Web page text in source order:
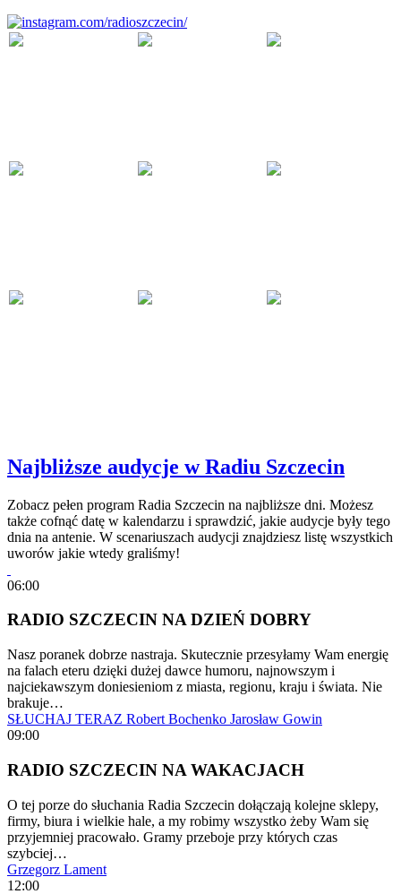
Najbliższe audycje w Radiu Szczecin
Zobacz pełen program Radia Szczecin na najbliższe dni. Możesz
także cofnąć datę w kalendarzu i sprawdzić, jakie audycje były tego
dnia na antenie. W scenariuszach audycji znajdziesz listę wszystkich
uworów jakie wtedy graliśmy!
06:00
RADIO SZCZECIN NA DZIEŃ DOBRY
Nasz poranek dobrze nastraja. Skutecznie przesyłamy Wam energię
na falach eteru dzięki dużej dawce humoru, najnowszym i
najciekawszym doniesieniom z miasta, regionu, kraju i świata. Nie
brakuje…
SŁUCHAJ TERAZ Robert Bochenko Jarosław Gowin
09:00
RADIO SZCZECIN NA WAKACJACH
O tej porze do słuchania Radia Szczecin dołączają kolejne sklepy,
firmy, biura i wielkie hale, a my robimy wszystko żeby Wam się
przyjemniej pracowało. Gramy przeboje przy których czas
szybciej…
Grzegorz Lament
12:00